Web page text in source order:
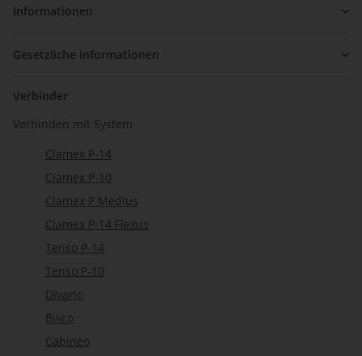
Informationen
Gesetzliche Informationen
Verbinder
Verbinden mit System
Clamex P-14
Clamex P-10
Clamex P Medius
Clamex P-14 Flexus
Tenso P-14
Tenso P-10
Divario
Bisco
Cabineo